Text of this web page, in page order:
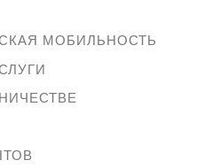
МОБИЛЬНОСТЬ